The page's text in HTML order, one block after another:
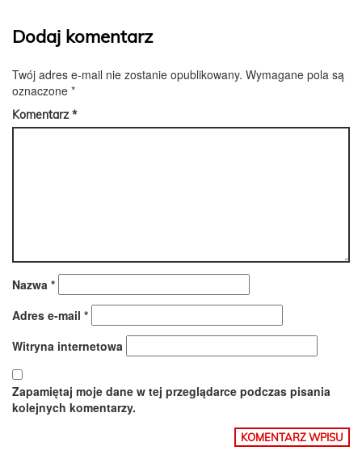
Dodaj komentarz
Twój adres e-mail nie zostanie opublikowany. Wymagane pola są
oznaczone *
Komentarz*
Nazwa *
Adres e-mail *
Witryna internetowa
Zapamiętaj moje dane w tej przeglądarce podczas pisania
kolejnych komentarzy.